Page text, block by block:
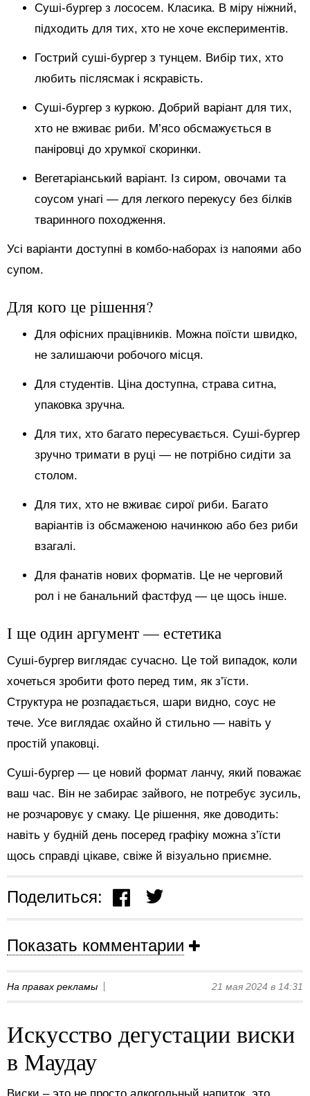
Суші-бургер з лососем. Класика. В міру ніжний,
підходить для тих, хто не хоче експериментів.
Гострий суші-бургер з тунцем. Вибір тих, хто
любить післясмак і яскравість.
Суші-бургер з куркою. Добрий варіант для тих,
хто не вживає риби. М’ясо обсмажується в
паніровці до хрумкої скоринки.
Вегетаріанський варіант. Із сиром, овочами та
соусом унагі — для легкого перекусу без білків
тваринного походження.
Усі варіанти доступні в комбо-наборах із напоями або
супом.
Для кого це рішення?
Для офісних працівників. Можна поїсти швидко,
не залишаючи робочого місця.
Для студентів. Ціна доступна, страва ситна,
упаковка зручна.
Для тих, хто багато пересувається. Суші-бургер
зручно тримати в руці — не потрібно сидіти за
столом.
Для тих, хто не вживає сирої риби. Багато
варіантів із обсмаженою начинкою або без риби
взагалі.
Для фанатів нових форматів. Це не черговий
рол і не банальний фастфуд — це щось інше.
І ще один аргумент — естетика
Суші-бургер виглядає сучасно. Це той випадок, коли
хочеться зробити фото перед тим, як з’їсти.
Структура не розпадається, шари видно, соус не
тече. Усе виглядає охайно й стильно — навіть у
простій упаковці.
Суші-бургер — це новий формат ланчу, який поважає
ваш час. Він не забирає зайвого, не потребує зусиль,
не розчаровує у смаку. Це рішення, яке доводить:
навіть у будній день посеред графіку можна з’їсти
щось справді цікаве, свіже й візуально приємне.
Поделиться:
Показать комментарии
На правах рекламы 21 мая 2024 в 14:31
Искусство дегустации виски
в Маудау